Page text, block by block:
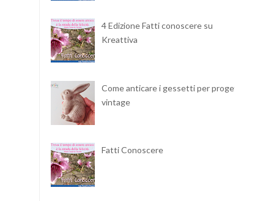
4 Edizione Fatti conoscere su
Kreattiva
Come anticare i gessetti per progetti
vintage
Fatti Conoscere